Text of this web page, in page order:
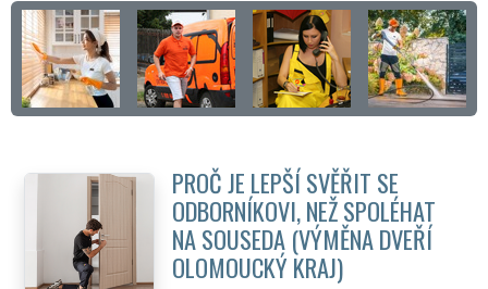
PROČ JE LEPŠÍ SVĚŘIT SE
ODBORNÍKOVI, NEŽ SPOLÉHAT
NA SOUSEDA (VÝMĚNA DVEŘÍ
OLOMOUCKÝ KRAJ)